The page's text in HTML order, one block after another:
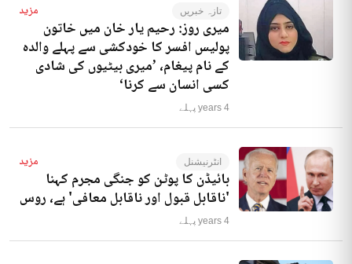
تازہ خبریں مزید
میری روز: رحیم یار خان میں خاتون
پولیس افسر کا خودکشی سے پہلے والدہ
کے نام پیغام، ’میری بیٹیوں کی شادی
کسی انسان سے کرنا‘
4 years پہلے
انٹرنیشنل مزید
بائیڈن کا پوٹن کو جنگی مجرم کہنا
'ناقابل قبول اور ناقابل معافی' ہے، روس
4 years پہلے